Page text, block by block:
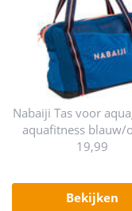
Nabaiji Tas voor
aquafitness blauw/
19,99
bekijken